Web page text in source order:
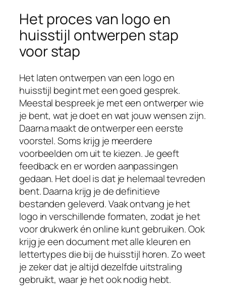
Het proces van logo en
huisstijl ontwerpen stap
voor stap
Het laten ontwerpen van een logo en
huisstijl begint met een goed gesprek.
Meestal bespreek je met een ontwerper wie
je bent, wat je doet en wat jouw wensen zijn.
Daarna maakt de ontwerper een eerste
voorstel. Soms krijg je meerdere
voorbeelden om uit te kiezen. Je geeft
feedback en er worden aanpassingen
gedaan. Het doel is dat je helemaal tevreden
bent. Daarna krijg je de definitieve
bestanden geleverd. Vaak ontvang je het
logo in verschillende formaten, zodat je het
voor drukwerk én online kunt gebruiken. Ook
krijg je een document met alle kleuren en
lettertypes die bij de huisstijl horen. Zo weet
je zeker dat je altijd dezelfde uitstraling
gebruikt, waar je het ook nodig hebt.